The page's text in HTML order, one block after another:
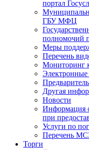
портал
ГБУ МФЦ
полномочий
Меры
Перечень
Мониторинг
Электронные
Другая
Новости
Информация
при
Услуги по
Перечень
Торги